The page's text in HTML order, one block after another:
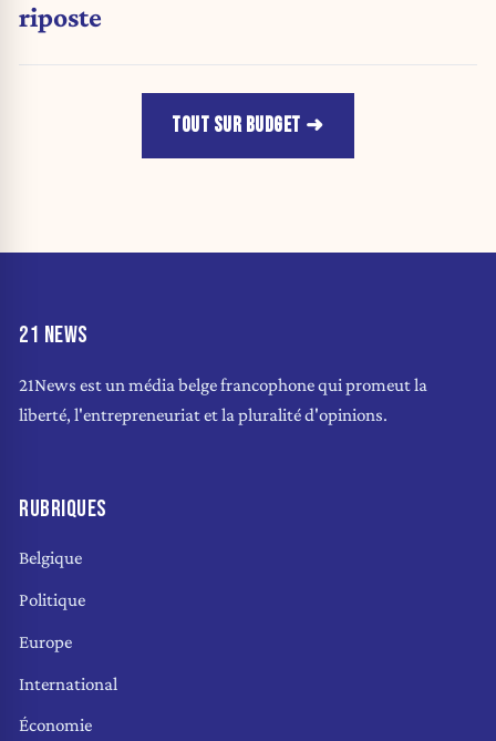
riposte
TOUT SUR BUDGET
21 NEWS
21News est un média belge francophone qui promeut la
liberté, l'entrepreneuriat et la pluralité d'opinions.
RUBRIQUES
Belgique
Politique
Europe
International
Économie